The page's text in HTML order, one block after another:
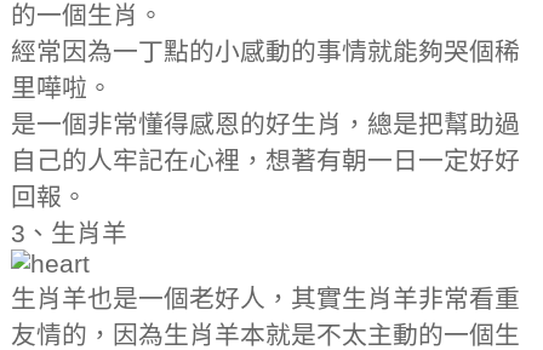
的一個生肖。
經常因為一丁點的小感動的事情就能夠哭個稀
里嘩啦。
是一個非常懂得感恩的好生肖，總是把幫助過
自己的人牢記在心裡，想著有朝一日一定好好
回報。
3、生肖羊
生肖羊也是一個老好人，其實生肖羊非常看重
友情的，因為生肖羊本就是不太主動的一個生